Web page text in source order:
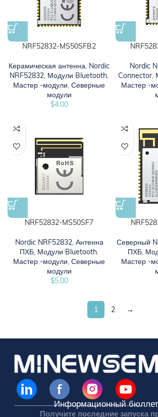
NRF52832-MS50SFB2
Керамическая антенна, Nordic
NRF52832, Модули Bluetooth,
Мастер -модули, Северные
модули
$4.00
Nordic
Connector,
Мастер -
NRF52832-MS50SF7
Nordic NRF52832, Антенна
ПХБ, Модули Bluetooth,
Мастер -модули, Северные
модули
$5.00
Северный
ПХБ,
Мастер -
1 2 →
Информационный
Получите последние запуска